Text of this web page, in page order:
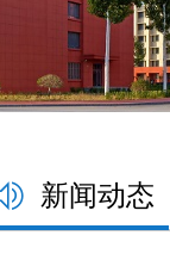
新闻动态